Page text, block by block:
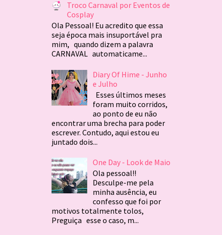
Troco Carnaval por Eventos de
Cosplay
Ola Pessoal! Eu acredito que essa
seja época mais insuportável pra
mim, quando dizem a palavra
CARNAVAL automaticame...
Diary Of Hime - Junho
e Julho
Esses últimos meses
foram muito corridos,
ao ponto de eu não
encontrar uma brecha para poder
escrever. Contudo, aqui estou eu
juntado dois...
One Day - Look de Maio
Ola pessoal!!
Desculpe-me pela
minha ausência, eu
confesso que foi por
motivos totalmente tolos,
Preguiça esse o caso, m...